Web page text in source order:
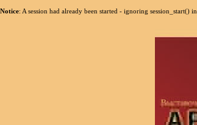
Notice: A session had already been started - ignoring session_start() in